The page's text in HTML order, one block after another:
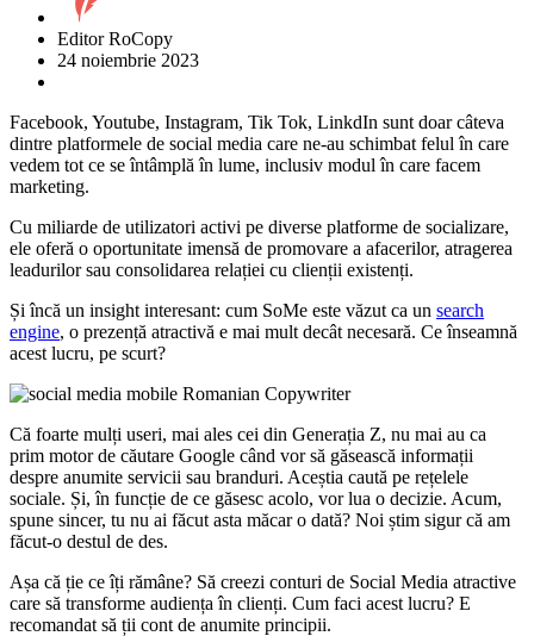
Editor RoCopy
24 noiembrie 2023
Facebook, Youtube, Instagram, Tik Tok, LinkdIn sunt doar câteva
dintre platformele de social media care ne-au schimbat felul în care
vedem tot ce se întâmplă în lume, inclusiv modul în care facem
marketing.
Cu miliarde de utilizatori activi pe diverse platforme de socializare,
ele oferă o oportunitate imensă de promovare a afacerilor, atragerea
leadurilor sau consolidarea relației cu clienții existenți.
Și încă un insight interesant: cum SoMe este văzut ca un search
engine, o prezență atractivă e mai mult decât necesară. Ce înseamnă
acest lucru, pe scurt?
Că foarte mulți useri, mai ales cei din Generația Z, nu mai au ca
prim motor de căutare Google când vor să găsească informații
despre anumite servicii sau branduri. Aceștia caută pe rețelele
sociale. Și, în funcție de ce găsesc acolo, vor lua o decizie. Acum,
spune sincer, tu nu ai făcut asta măcar o dată? Noi știm sigur că am
făcut-o destul de des.
Așa că ție ce îți rămâne? Să creezi conturi de Social Media atractive
care să transforme audiența în clienți. Cum faci acest lucru? E
recomandat să ții cont de anumite principii.